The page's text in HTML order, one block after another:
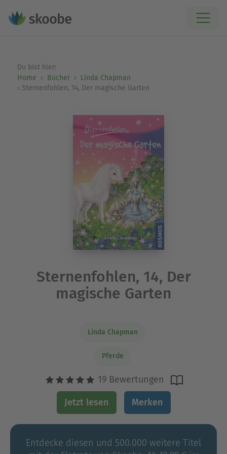
Du bist hier:
Home
Bücher
Linda Chapman
Sternenfohlen, 14, Der magische Garten
Sternenfohlen, 14, Der
magische Garten
Linda Chapman
Pferde
19 Bewertungen
Jetzt lesen Merken
Entdecke diesen und 500.000 weitere Titel